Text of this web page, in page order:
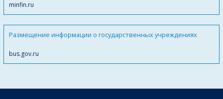
minfin.ru
Размещение информации о государственных учреждениях
bus.gov.ru